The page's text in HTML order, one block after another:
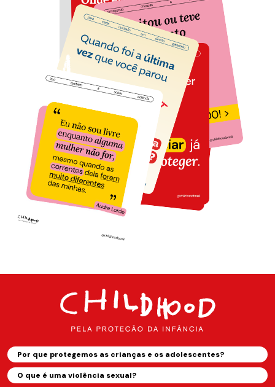
Por que protegemos as crianças e os adolescentes?
O que é uma violência sexual?